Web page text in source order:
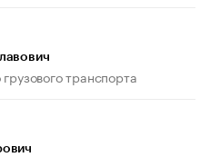
транспорта